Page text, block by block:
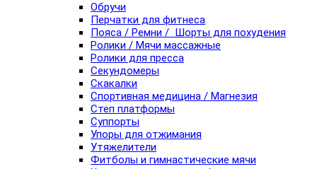
Обручи
Перчатки для фитнеса
Пояса / Ремни / Шорты для похудения
Ролики / Мячи массажные
Ролики для пресса
Секундомеры
Скакалки
Спортивная медицина / Магнезия
Степ платформы
Суппорты
Упоры для отжимания
Утяжелители
Фитболы и гимнастические мячи